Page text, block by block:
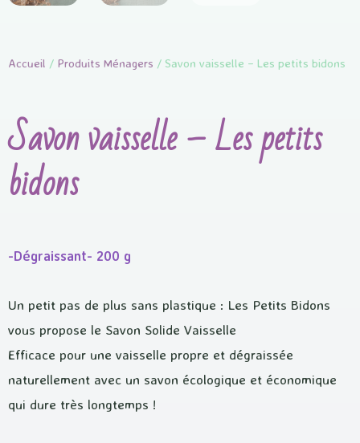
Accueil / Produits Ménagers / Savon vaisselle – Les petits bidons
Savon vaisselle – Les petits
bidons
-Dégraissant- 200 g
Un petit pas de plus sans plastique : Les Petits Bidons
vous propose le Savon Solide Vaisselle
Efficace pour une vaisselle propre et dégraissée
naturellement avec un savon écologique et économique
qui dure très longtemps !